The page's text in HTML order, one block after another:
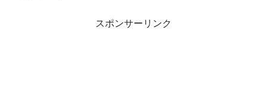
スポンサーリンク